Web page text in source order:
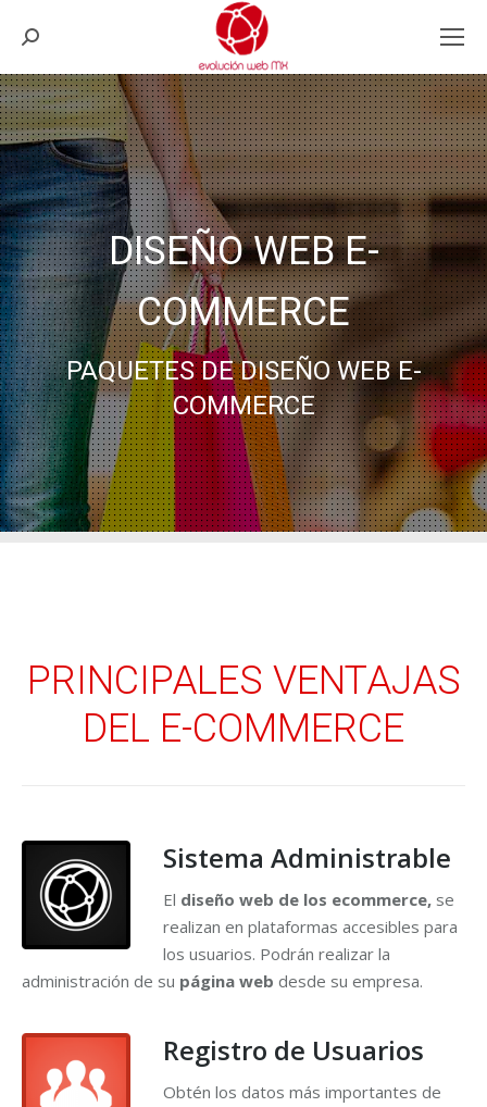
Search:
DISEÑO WEB E-
COMMERCE
PAQUETES DE DISEÑO WEB E-
COMMERCE
PRINCIPALES VENTAJAS
DEL E-COMMERCE
Sistema Administrable
El diseño web de los ecommerce, se
realizan en plataformas accesibles para
los usuarios. Podrán realizar la
administración de su página web desde su empresa.
Registro de Usuarios
Obtén los datos más importantes de